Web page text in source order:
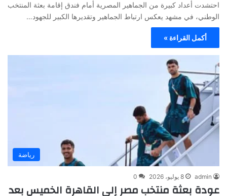
احتشدت أعداد كبيرة من الجماهير المصرية أمام فندق إقامة بعثة المنتخب
الوطني، في مشهد يعكس ارتباط الجماهير وتقديرها الكبير للجهود…
أكمل القراءة »
رياضة
admin 8 يوليو، 2026 0
عودة بعثة منتخب مصر إلى القاهرة الخميس بعد